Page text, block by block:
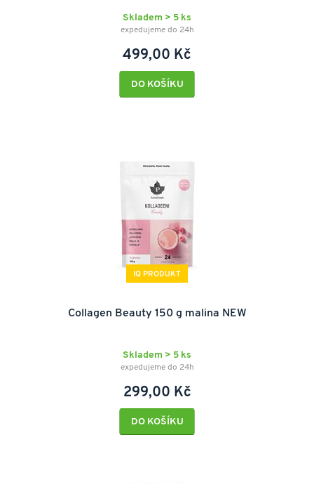
Skladem > 5 ks
expedujeme do 24h
499,00 Kč
DO KOŠÍKU
IQ PRODUKT
Collagen Beauty 150 g malina NEW
Skladem > 5 ks
expedujeme do 24h
299,00 Kč
DO KOŠÍKU